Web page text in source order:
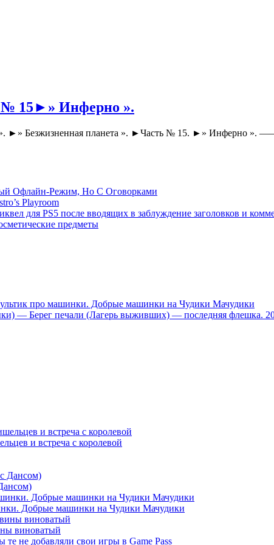
15►» Инферно ».
►» Безжизненная планета ». ►Часть № 15. ►» Инферно ».
Офлайн-Режим, Но С Оговорками
Playroom
для PS5 после вводящих в заблуждение заголовков и
предметы
про машинки. Добрые машинки на Чудики Мачудики
— Берег печали (Лагерь выживших) — последняя флешка.
и встреча с королевой
Добрые машинки на Чудики Мачудики
виноватый